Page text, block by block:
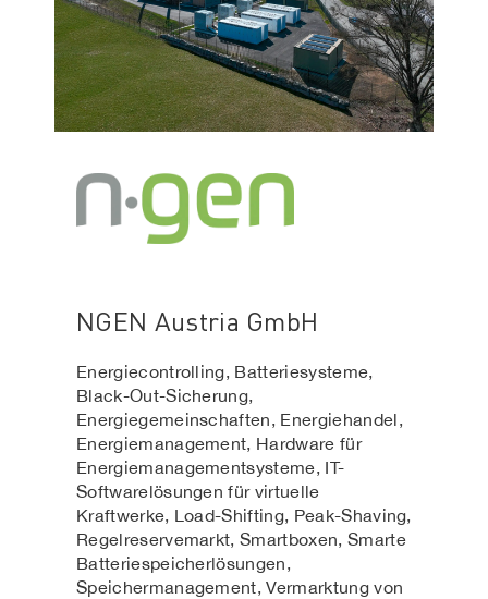
NGEN Austria GmbH
Energiecontrolling, Batteriesysteme,
Black-Out-Sicherung,
Energiegemeinschaften, Energiehandel,
Energiemanagement, Hardware für
Energiemanagementsysteme, IT-
Softwarelösungen für virtuelle
Kraftwerke, Load-Shifting, Peak-Shaving,
Regelreservemarkt, Smartboxen, Smarte
Batteriespeicherlösungen,
Speichermanagement, Vermarktung von